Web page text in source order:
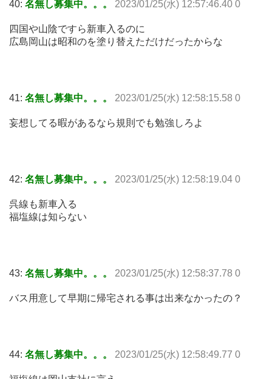
40: 名無し募集中。。。 2023/01/25(水) 12:57:46.40 0
四国や山陰ですら新車入るのに
広島岡山は昭和のを塗り替えただけだったからな
41: 名無し募集中。。。 2023/01/25(水) 12:58:15.58 0
妄想してる暇があるなら規則でも勉強しろよ
42: 名無し募集中。。。 2023/01/25(水) 12:58:19.04 0
呉線も新車入る
福塩線は知らない
43: 名無し募集中。。。 2023/01/25(水) 12:58:37.78 0
バス用意して早期に帰宅される事は出来なかったの？
44: 名無し募集中。。。 2023/01/25(水) 12:58:49.77 0